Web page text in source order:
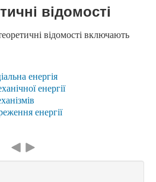
відомості
відомості включають
енергія
енергії
енергії